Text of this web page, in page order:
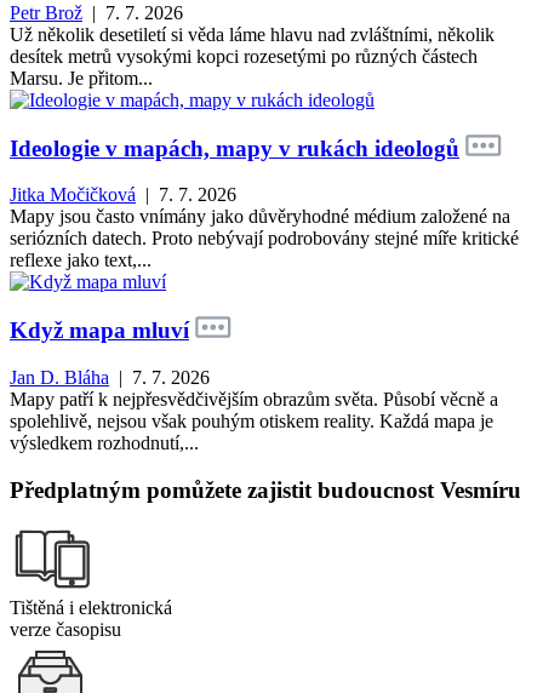
Petr Brož | 7. 7. 2026
Už několik desetiletí si věda láme hlavu nad zvláštními, několik
desítek metrů vysokými kopci rozesetými po různých částech
Marsu. Je přitom...
Ideologie v mapách, mapy v rukách ideologů
Jitka Močičková | 7. 7. 2026
Mapy jsou často vnímány jako důvěryhodné médium založené na
seriózních datech. Proto nebývají podrobovány stejné míře kritické
reflexe jako text,...
Když mapa mluví
Jan D. Bláha | 7. 7. 2026
Mapy patří k nejpřesvědčivějším obrazům světa. Působí věcně a
spolehlivě, nejsou však pouhým otiskem reality. Každá mapa je
výsledkem rozhodnutí,...
Předplatným pomůžete zajistit budoucnost Vesmíru
Tištěná i elektronická
verze časopisu